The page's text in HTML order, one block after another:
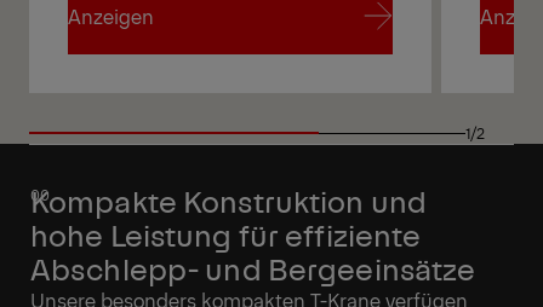
Anzeigen
1/2
Kompakte Konstruktion und
hohe Leistung für effiziente
Abschlepp- und Bergeeinsätze
Unsere besonders kompakten T-Krane verfügen